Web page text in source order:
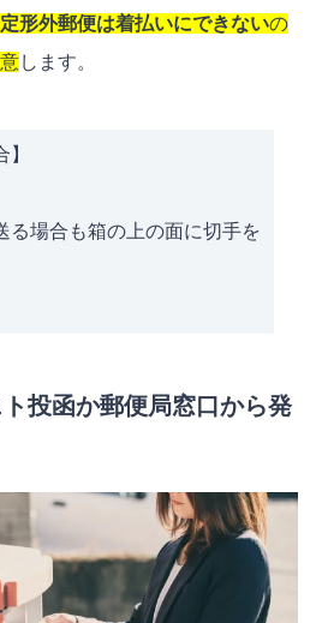
形外郵便は着払いにできないの
します。
る場合も箱の上の面に切手を
投函か郵便局窓口から発